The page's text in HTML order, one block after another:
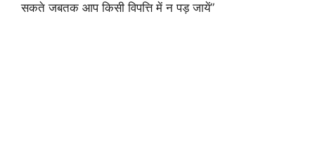
सकते जबतक आप किसी विपत्ति में न पड़ जायें”